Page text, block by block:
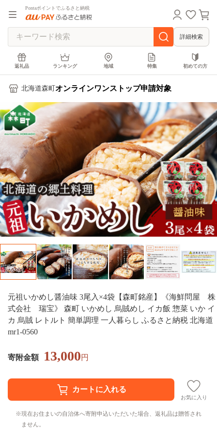
Pontaポイントでふるさと納税
詳細検索
返礼品 ランキング 地域 特集 初めての方
北海道森町 オンラインワンストップ申請対象
元祖いかめし醤油味 3尾入×4袋【森町銘産】《海鮮問屋 株
式会社 瑞宝》 森町 いかめし 烏賊めし イカ飯 惣菜 いか イ
カ 烏賊 レトルト 簡単調理 一人暮らし ふるさと納税 北海道
mr1-0560
寄附金額 13,000円
お気に入り
現在お住まいの自治体へ寄附申込いただいた場合、返礼品は贈答され
ません。